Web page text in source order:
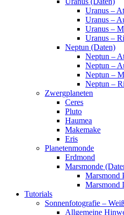
Uranus –
Uranus –
Uranus –
Uranus –
Neptun (Daten)
Neptun –
Neptun –
Neptun –
Neptun –
Zwergplaneten
Ceres
Pluto
Haumea
Makemake
Eris
Planetenmonde
Erdmond
Marsmonde
Marsmond
Marsmond
Tutorials
Sonnenfotografie –
Allgemeine